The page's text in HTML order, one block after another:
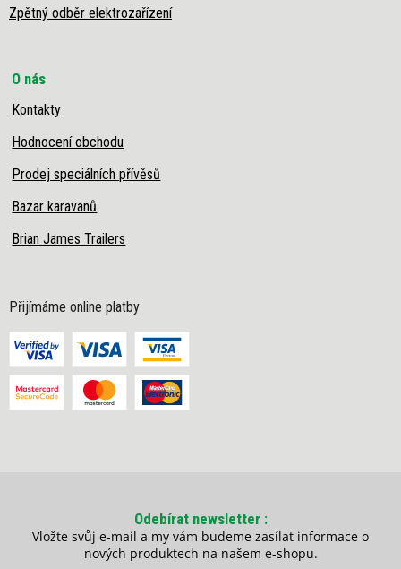
Zpětný odběr elektrozařízení
O nás
Kontakty
Hodnocení obchodu
Prodej speciálních přívěsů
Bazar karavanů
Brian James Trailers
Přijímáme online platby
Odebírat newsletter
Vložte svůj e-mail a my vám budeme zasílat informace o
nových produktech na našem e-shopu.